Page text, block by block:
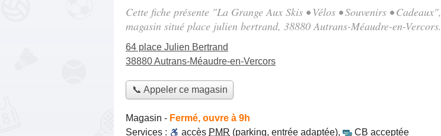
Cette fiche présente "La Grange Aux Skis • Vélos • Souvenirs • Cadeaux",
magasin situé place julien bertrand, 38880 Autrans-Méaudre-en-Vercors.
64 place Julien Bertrand
38880 Autrans-Méaudre-en-Vercors
📞 Appeler ce magasin
Magasin - Fermé, ouvre à 9h
Services :
accès PMR (parking, entrée adaptée),
CB acceptée